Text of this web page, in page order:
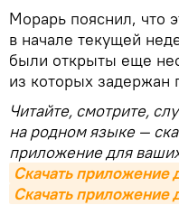
Морарь пояснил, что
в начале текущей
были открыты еще
из которых задержан
Читайте, смотрите,
на родном языке —
приложение для
Скачать приложение
Скачать приложение